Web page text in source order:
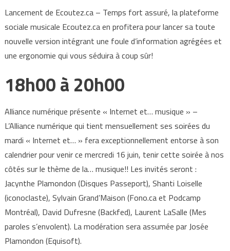
Lancement de Ecoutez.ca – Temps fort assuré, la plateforme
sociale musicale Ecoutez.ca en profitera pour lancer sa toute
nouvelle version intégrant une foule d’information agrégées et
une ergonomie qui vous séduira à coup sûr!
18h00 à 20h00
Alliance numérique présente « Internet et… musique » –
L’Alliance numérique qui tient mensuellement ses soirées du
mardi « Internet et… » fera exceptionnellement entorse à son
calendrier pour venir ce mercredi 16 juin, tenir cette soirée à nos
côtés sur le thème de la… musique!! Les invités seront :
Jacynthe Plamondon (Disques Passeport), Shanti Loiselle
(iconoclaste), Sylvain Grand’Maison (Fono.ca et Podcamp
Montréal), David Dufresne (Backfed), Laurent LaSalle (Mes
paroles s’envolent). La modération sera assumée par Josée
Plamondon (Equisoft).